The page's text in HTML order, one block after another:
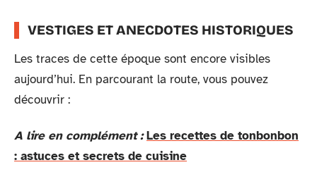
VESTIGES ET ANECDOTES HISTORIQUES
Les traces de cette époque sont encore visibles
aujourd’hui. En parcourant la route, vous pouvez
découvrir :
A lire en complément : Les recettes de tonbonbon
: astuces et secrets de cuisine